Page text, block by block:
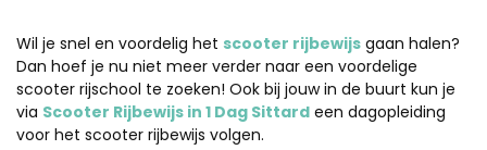
Wil je snel en voordelig het scooter rijbewijs gaan halen?
Dan hoef je nu niet meer verder naar een voordelige
scooter rijschool te zoeken! Ook bij jouw in de buurt kun je
via Scooter Rijbewijs in 1 Dag Sittard een dagopleiding
voor het scooter rijbewijs volgen.